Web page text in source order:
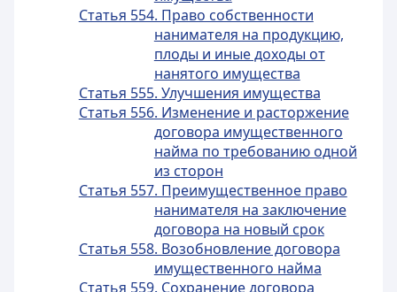
Статья 554. Право собственности
нанимателя на продукцию,
плоды и иные доходы от
нанятого имущества
Статья 555. Улучшения имущества
Статья 556. Изменение и расторжение
договора имущественного
найма по требованию одной
из сторон
Статья 557. Преимущественное право
нанимателя на заключение
договора на новый срок
Статья 558. Возобновление договора
имущественного найма
Статья 559. Сохранение договора